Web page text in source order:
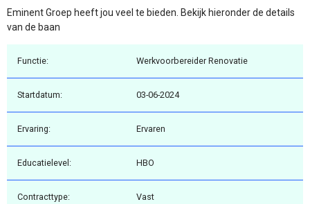
Eminent Groep heeft jou veel te bieden. Bekijk hieronder de details
van de baan
Functie: Werkvoorbereider Renovatie
Startdatum: 03-06-2024
Ervaring: Ervaren
Educatielevel: HBO
Contracttype: Vast